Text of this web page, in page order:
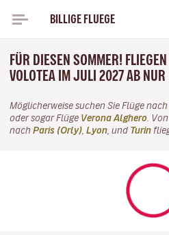
BILLIGE FLUEGE
FÜR DIESEN SOMMER!
VOLOTEA IM JULI 2027 AB NUR
Möglicherweise suchen Sie Flüge nach
oder sogar Flüge Verona Alghero .
nach Paris (Orly) Lyon , und Turin